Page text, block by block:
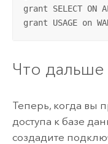
grant SELECT ON
grant USAGE on
Что дальше
Теперь, когда вы
доступа к базе
создадите